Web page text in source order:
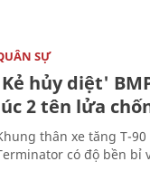
SỰ
hủy diệt'
2 tên lửa
thân xe tăng T-
có độ bền bỉ